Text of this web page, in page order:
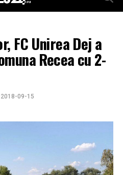
FC Unirea Dej a
Recea cu 2-
2018-09-15